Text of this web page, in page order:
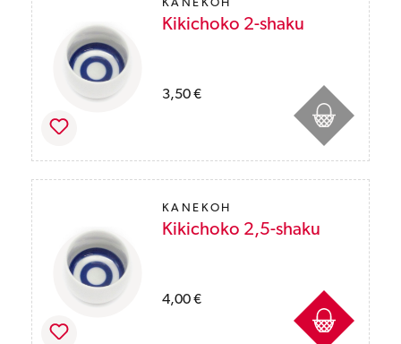
KANEKOH
Kikichoko 2-shaku
3,50 €
Preise inkl. MwSt. des Lieferlandes zzgl.
KANEKOH
Kikichoko 2,5-shaku
4,00 €
Preise inkl. MwSt. des Lieferlandes zzgl.